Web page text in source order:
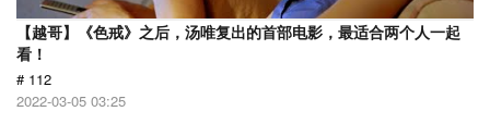
【越哥】《色戒》之后，汤唯复出的首部电影，最适合两个人一起
看！
# 112
2022-03-05 03:25